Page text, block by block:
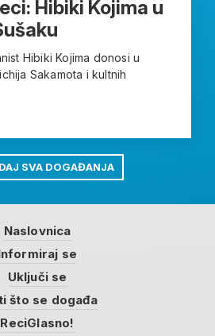
Hibiki Kojima u
Hibiki Kojima donosi u
Sakamota i kultnih
SVA DOGAĐANJA
Naslovnica
se
Uključi se
što se događa
ReciGlasno!